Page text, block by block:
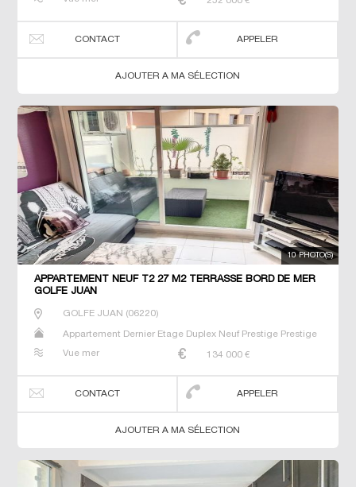
CONTACT APPELER
AJOUTER A MA SÉLECTION
10 PHOTO(S)
APPARTEMENT NEUF T2 27 M2 TERRASSE BORD DE MER
GOLFE JUAN
GOLFE JUAN (06220)
Appartement Dernier Etage Duplex Neuf Prestige Prestige
Vue mer
134 000 €
CONTACT APPELER
AJOUTER A MA SÉLECTION